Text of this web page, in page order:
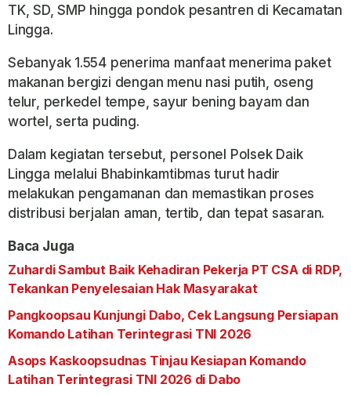
TK, SD, SMP hingga pondok pesantren di Kecamatan
Lingga.
Sebanyak 1.554 penerima manfaat menerima paket
makanan bergizi dengan menu nasi putih, oseng
telur, perkedel tempe, sayur bening bayam dan
wortel, serta puding.
Dalam kegiatan tersebut, personel Polsek Daik
Lingga melalui Bhabinkamtibmas turut hadir
melakukan pengamanan dan memastikan proses
distribusi berjalan aman, tertib, dan tepat sasaran.
Baca Juga
Zuhardi Sambut Baik Kehadiran Pekerja PT CSA di RDP,
Tekankan Penyelesaian Hak Masyarakat
Pangkoopsau Kunjungi Dabo, Cek Langsung Persiapan
Komando Latihan Terintegrasi TNI 2026
Asops Kaskoopsudnas Tinjau Kesiapan Komando
Latihan Terintegrasi TNI 2026 di Dabo